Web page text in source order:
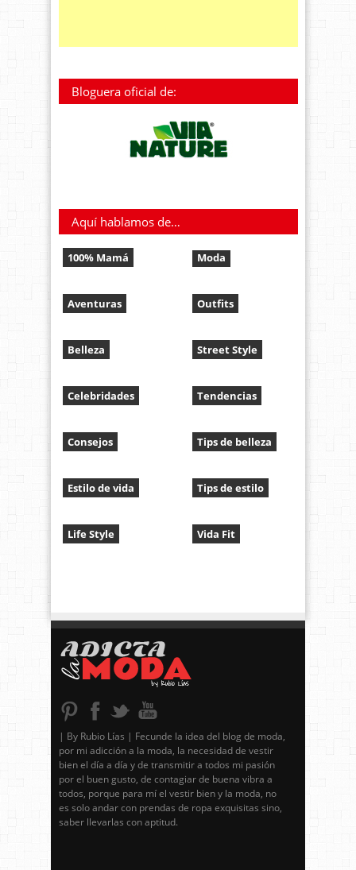
Bloguera oficial de:
Aquí hablamos de…
100% Mamá
Aventuras
Belleza
Celebridades
Consejos
Estilo de vida
Life Style
Moda
Outfits
Street Style
Tendencias
Tips de belleza
Tips de estilo
Vida Fit
| By Rubio Lías | Fecunde la idea del blog de moda,
por mi adicción a la moda, la necesidad de vestir
bien el día a día y de transmitir a todos mi pasión
por el buen gusto, de contagiar de buena vibra a
todos, porque para mí el vestir bien y la moda, no
es solo andar con prendas de ropa exquisitas sino,
saber llevarlas con aptitud.